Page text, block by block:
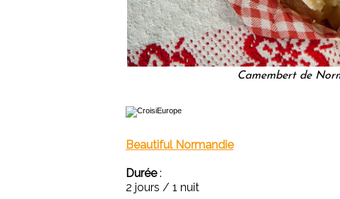
Camembert de
Beautiful Normandie
Durée:
2 jours / 1 nuit